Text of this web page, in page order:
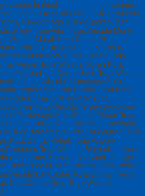
wisuda berkualitas, pesan toga wisuda,
konveksi toga wisuda, jual toga wisuda
supplier toga wisuda, pembuatan
terbaik, Konveksi Toga Wisuda Murah
Wisuda Murah Kota Dumai,Produsen
Dumai,Jual Toga Wisuda Murah Kota
Murah Kota Dumai,Grosir Toga
Toga Wisuda Murah Kota
Murah Kota Dumai,Bikin Toga Wisuda
Toga Wisuda Terpercaya Kota
Terpercaya Kota Dumai,Produsen
Kota Dumai,Jual Toga Wisuda
Toga Wisuda Terpercaya Kota
Terpercaya Kota Dumai,Pesan Toga
Dumai,Harga Toga Wisuda Terpercaya
Wisuda Terpercaya Kota Dumai,Konveksi
Kota Dumai,Pabrik Toga Wisuda
Toga Wisuda Berkualitas Kota
Berkualitas Kota Dumai,Supplier Toga
Dumai,Grosir Toga Wisuda Berkualitas
Wisuda Berkualitas Kota Dumai,Harga
Kota Dumai,Bikin Toga Wisuda